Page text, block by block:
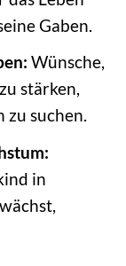
Gaben.
Wünsche,
stärken,
zu suchen.
in